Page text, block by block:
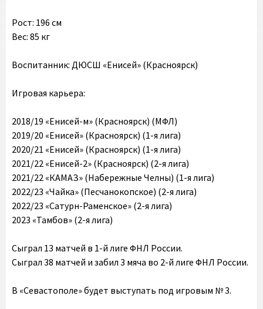
Рост: 196 см
Вес: 85 кг
Воспитанник: ДЮСШ «Енисей» (Красноярск)
Игровая карьера:
2018/19 «Енисей-м» (Красноярск) (МФЛ)
2019/20 «Енисей» (Красноярск) (1-я лига)
2020/21 «Енисей» (Красноярск) (1-я лига)
2021/22 «Енисей-2» (Красноярск) (2-я лига)
2021/22 «КАМАЗ» (Набережные Челны) (1-я лига)
2022/23 «Чайка» (Песчанокопское) (2-я лига)
2022/23 «Сатурн-Раменское» (2-я лига)
2023 «Тамбов» (2-я лига)
Сыграл 13 матчей в 1-й лиге ФНЛ России.
Сыграл 38 матчей и забил 3 мяча во 2-й лиге ФНЛ России.
В «Севастополе» будет выступать под игровым № 3.